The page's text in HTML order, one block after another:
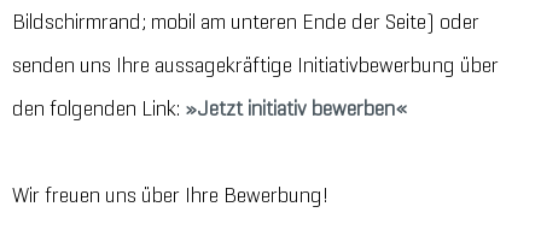
Bildschirmrand; mobil am unteren Ende der Seite) oder
senden uns Ihre aussagekräftige Initiativbewerbung über
den folgenden Link:
Jetzt initiativ bewerben
Wir freuen uns über Ihre Bewerbung!